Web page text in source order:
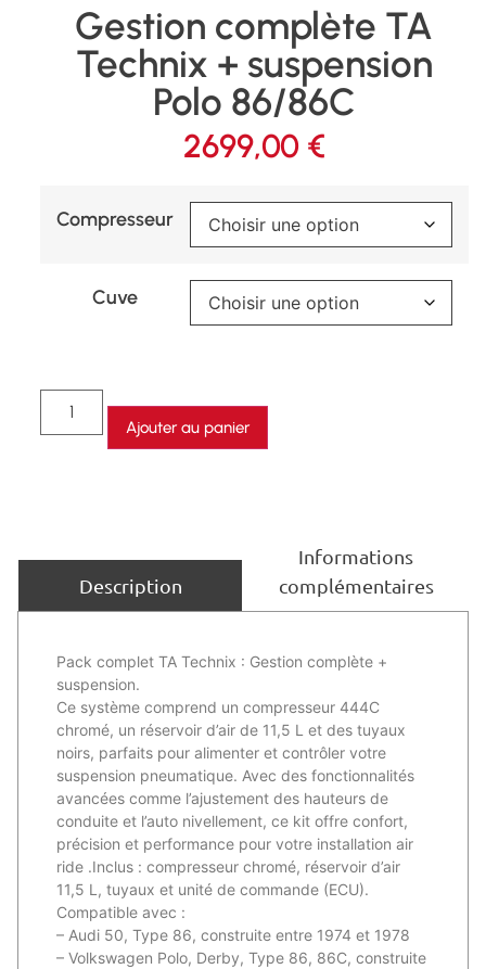
Gestion complète TA
Technix + suspension
Polo 86/86C
2699,00 €
Compresseur
Cuve
Ajouter au panier
Description
Informations
complémentaires
Pack complet TA Technix : Gestion complète +
suspension.
Ce système comprend un compresseur 444C
chromé, un réservoir d’air de 11,5 L et des tuyaux
noirs, parfaits pour alimenter et contrôler votre
suspension pneumatique. Avec des fonctionnalités
avancées comme l’ajustement des hauteurs de
conduite et l’auto nivellement, ce kit offre confort,
précision et performance pour votre installation air
ride .Inclus : compresseur chromé, réservoir d’air
11,5 L, tuyaux et unité de commande (ECU).
Compatible avec :
– Audi 50, Type 86, construite entre 1974 et 1978
– Volkswagen Polo, Derby, Type 86, 86C, construite